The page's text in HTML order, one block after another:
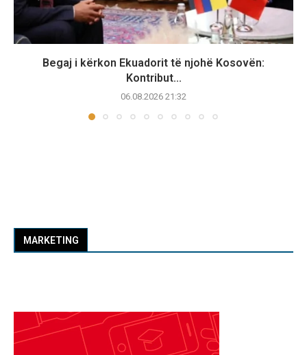
Begaj i kërkon Ekuadorit të njohë Kosovën:
Kontribut...
06.08.2026 21:32
MARKETING